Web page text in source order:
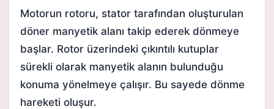
Motorun rotoru, stator tarafından oluşturulan
döner manyetik alanı takip ederek dönmeye
başlar. Rotor üzerindeki çıkıntılı kutuplar
sürekli olarak manyetik alanın bulunduğu
konuma yönelmeye çalışır. Bu sayede dönme
hareketi oluşur.